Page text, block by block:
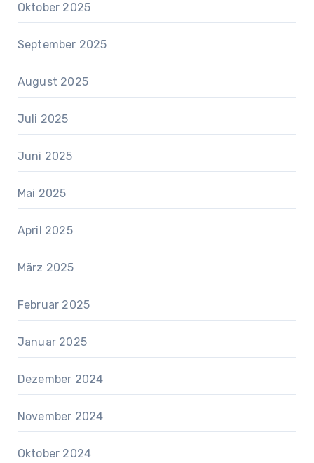
Oktober 2025
September 2025
August 2025
Juli 2025
Juni 2025
Mai 2025
April 2025
März 2025
Februar 2025
Januar 2025
Dezember 2024
November 2024
Oktober 2024